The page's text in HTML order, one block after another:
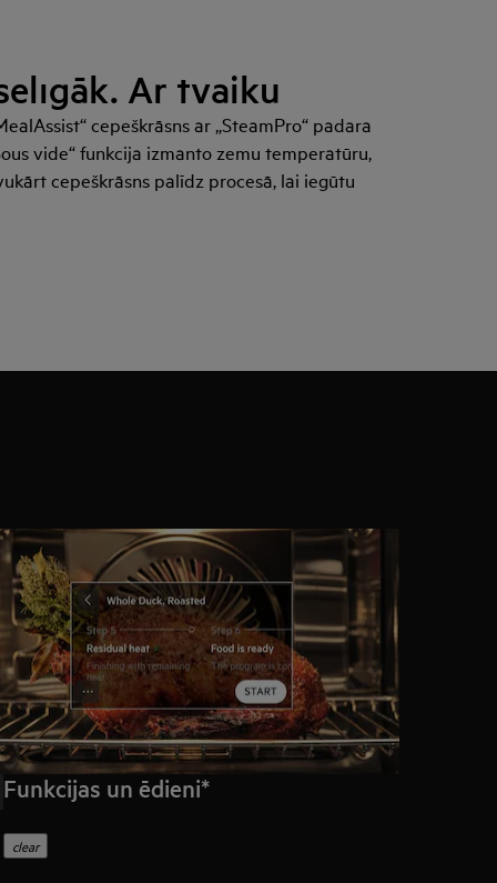
Ar tvaiku
cepeškrāsns ar „SteamPro“ padara
vide“ funkcija izmanto zemu temperatūru,
cepeškrāsns palīdz procesā, lai iegūtu
Funkcijas un ēdieni*
clear